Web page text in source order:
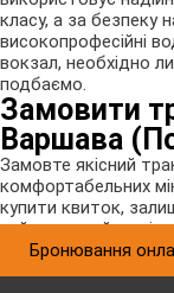
класу, а за безпеку
високопрофесійні
вокзал, необхідно
подбаємо.
Замовити
Варшава
Замовте якісний
комфортабельних
купити квиток,
найкоротший час і
Бронювання